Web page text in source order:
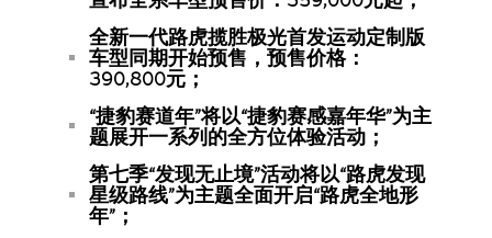
全新一代路虎揽胜极光首发运动定制版
车型同期开始预售，预售价格：
390,800元；
“捷豹赛道年”将以“捷豹赛感嘉年华”为主
题展开一系列的全方位体验活动；
第七季“发现无止境”活动将以“路虎发现
星级路线”为主题全面开启“路虎全地形
年” ；